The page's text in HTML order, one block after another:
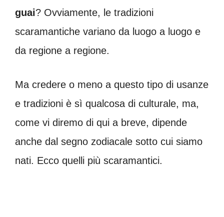
guai? Ovviamente, le tradizioni
scaramantiche variano da luogo a luogo e
da regione a regione.
Ma credere o meno a questo tipo di usanze
e tradizioni è sì qualcosa di culturale, ma,
come vi diremo di qui a breve, dipende
anche dal segno zodiacale sotto cui siamo
nati. Ecco quelli più scaramantici.